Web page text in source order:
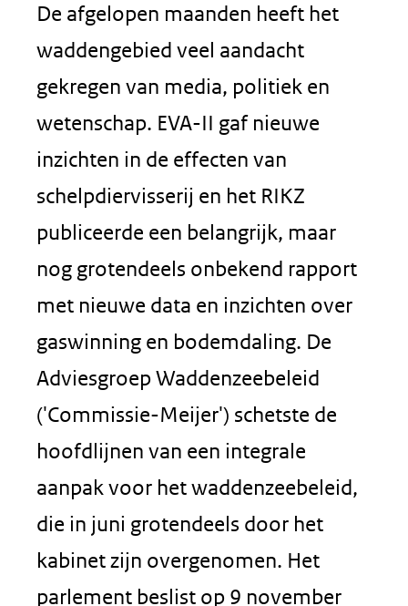
De afgelopen maanden heeft het
waddengebied veel aandacht
gekregen van media, politiek en
wetenschap. EVA-II gaf nieuwe
inzichten in de effecten van
schelpdiervisserij en het RIKZ
publiceerde een belangrijk, maar
nog grotendeels onbekend rapport
met nieuwe data en inzichten over
gaswinning en bodemdaling. De
Adviesgroep Waddenzeebeleid
('Commissie-Meijer') schetste de
hoofdlijnen van een integrale
aanpak voor het waddenzeebeleid,
die in juni grotendeels door het
kabinet zijn overgenomen. Het
parlement beslist op 9 november